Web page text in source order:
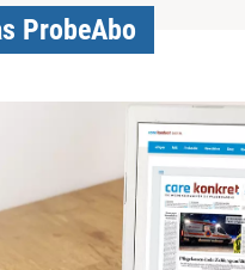
ProbeAbo